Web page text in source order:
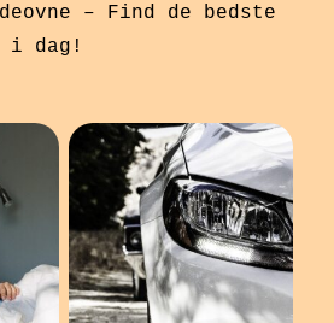
– Find de bedste
i dag!